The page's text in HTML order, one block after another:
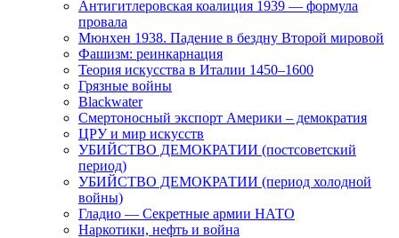
Антигитлеровская коалиция 1939 — формула
провала
Мюнхен 1938. Падение в бездну Второй мировой
Фашизм: реинкарнация
Теория искусства в Италии 1450–1600
Грязные войны
Blackwater
Смертоносный экспорт Америки – демократия
ЦРУ и мир искусств
УБИЙСТВО ДЕМОКРАТИИ (постсоветский
период)
УБИЙСТВО ДЕМОКРАТИИ (период холодной
войны)
Гладио — Секретные армии НАТО
Наркотики, нефть и война